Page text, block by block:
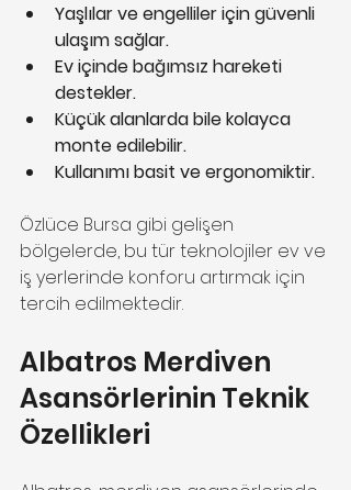
Yaşlılar ve engelliler için güvenli
ulaşım sağlar.
Ev içinde bağımsız hareketi
destekler.
Küçük alanlarda bile kolayca
monte edilebilir.
Kullanımı basit ve ergonomiktir.
Özlüce Bursa gibi gelişen
bölgelerde, bu tür teknolojiler ev ve
iş yerlerinde konforu artırmak için
tercih edilmektedir.
Albatros Merdiven
Asansörlerinin Teknik
Özellikleri